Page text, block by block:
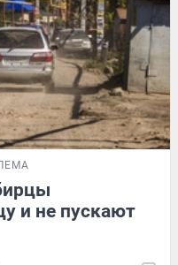
и не пускают